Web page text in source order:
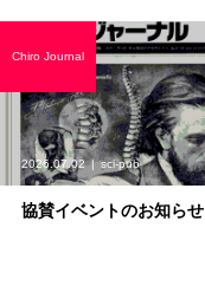
2026.07.02 sci-pub
協賛イベントのお知らせ
Chiro Journal